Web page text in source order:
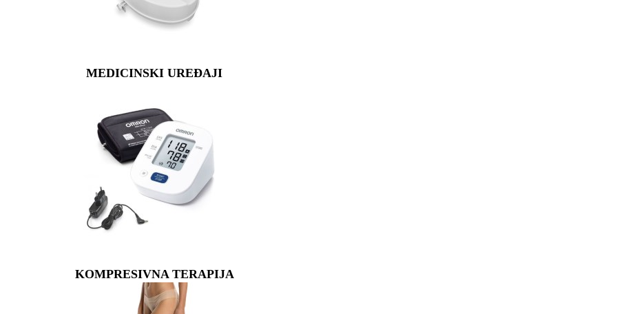
MEDICINSKI UREĐAJI
KOMPRESIVNA TERAPIJA